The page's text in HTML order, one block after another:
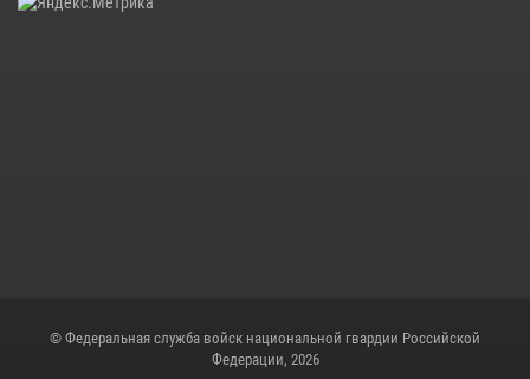
© Федеральная служба войск национальной гвардии Российской
Федерации, 2026